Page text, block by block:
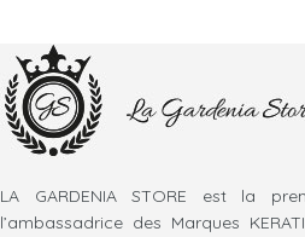
LA GARDENIA STORE est la
l’ambassadrice des Marques